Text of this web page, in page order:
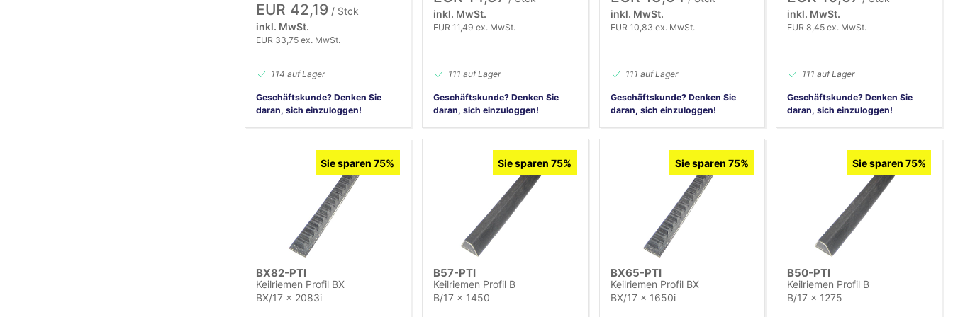
EUR 42,19 / Stck
inkl. MwSt.
EUR 33,75 ex. MwSt.
114 auf Lager
Geschäftskunde? Denken Sie
daran, sich einzuloggen!
inkl. MwSt.
EUR 11,49 ex. MwSt.
111 auf Lager
Geschäftskunde? Denken Sie
daran, sich einzuloggen!
inkl. MwSt.
EUR 10,83 ex. MwSt.
111 auf Lager
Geschäftskunde? Denken Sie
daran, sich einzuloggen!
inkl. MwSt.
EUR 8,45 ex. MwSt.
111 auf Lager
Geschäftskunde? Denken Sie
daran, sich einzuloggen!
Sie sparen 75%
BX82-PTI
Keilriemen Profil BX
BX/17 x 2083i
Sie sparen 75%
B57-PTI
Keilriemen Profil B
B/17 x 1450
Sie sparen 75%
BX65-PTI
Keilriemen Profil BX
BX/17 x 1650i
Sie sparen 75%
B50-PTI
Keilriemen Profil B
B/17 x 1275